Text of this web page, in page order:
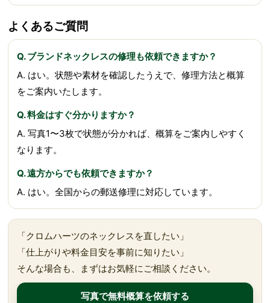
よくあるご質問
Q. ブランドネックレスの修理も依頼できますか？
A. はい。状態や素材を確認したうえで、修理方法と概算
をご案内いたします。
Q. 料金はすぐ分かりますか？
A. 写真1〜3枚で状態が分かれば、概算をご案内しやすく
なります。
Q. 遠方からでも依頼できますか？
A. はい。全国からの郵送修理に対応しています。
「クロムハーツのネックレスを直したい」
「仕上がりや料金目安を事前に知りたい」
そんな場合も、まずはお気軽にご相談ください。
写真で無料概算を依頼する